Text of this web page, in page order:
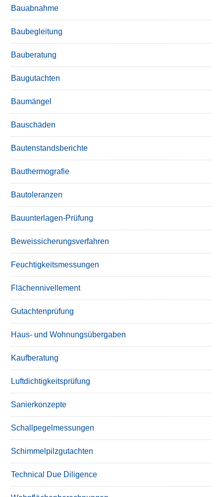
Bauabnahme
Baubegleitung
Bauberatung
Baugutachten
Baumängel
Bauschäden
Bautenstandsberichte
Bauthermografie
Bautoleranzen
Bauunterlagen-Prüfung
Beweissicherungsverfahren
Feuchtigkeitsmessungen
Flächennivellement
Gutachtenprüfung
Haus- und Wohnungsübergaben
Kaufberatung
Luftdichtigkeitsprüfung
Sanierkonzepte
Schallpegelmessungen
Schimmelpilzgutachten
Technical Due Diligence